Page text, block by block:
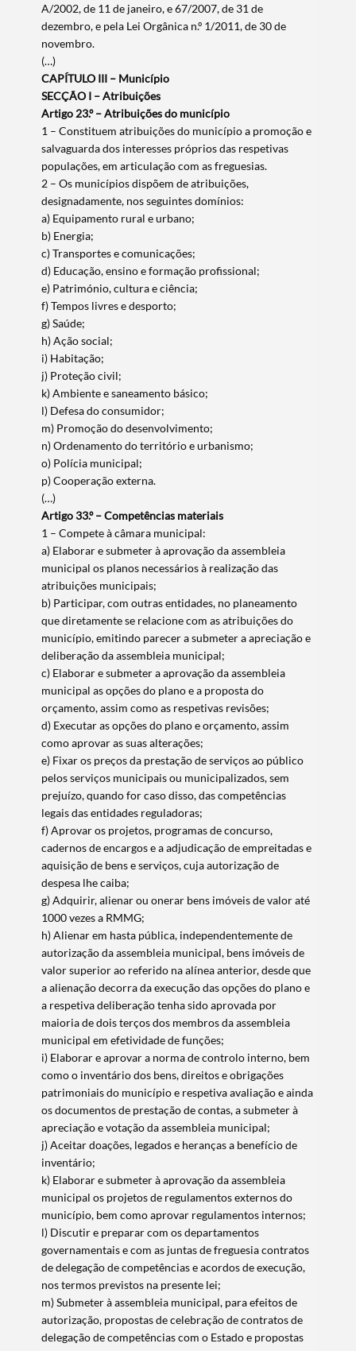
A/2002, de 11 de janeiro, e 67/2007, de 31 de
dezembro, e pela Lei Orgânica n.º 1/2011, de 30 de
novembro.
(…)
CAPÍTULO III – Município
SECÇÃO I – Atribuições
Artigo 23.º – Atribuições do município
1 – Constituem atribuições do município a promoção e
salvaguarda dos interesses próprios das respetivas
populações, em articulação com as freguesias.
2 – Os municípios dispõem de atribuições,
designadamente, nos seguintes domínios:
a) Equipamento rural e urbano;
b) Energia;
c) Transportes e comunicações;
d) Educação, ensino e formação profissional;
e) Património, cultura e ciência;
f) Tempos livres e desporto;
g) Saúde;
h) Ação social;
i) Habitação;
j) Proteção civil;
k) Ambiente e saneamento básico;
l) Defesa do consumidor;
m) Promoção do desenvolvimento;
n) Ordenamento do território e urbanismo;
o) Polícia municipal;
p) Cooperação externa.
(…)
Artigo 33.º – Competências materiais
1 – Compete à câmara municipal:
a) Elaborar e submeter à aprovação da assembleia
municipal os planos necessários à realização das
atribuições municipais;
b) Participar, com outras entidades, no planeamento
que diretamente se relacione com as atribuições do
município, emitindo parecer a submeter a apreciação e
deliberação da assembleia municipal;
c) Elaborar e submeter a aprovação da assembleia
municipal as opções do plano e a proposta do
orçamento, assim como as respetivas revisões;
d) Executar as opções do plano e orçamento, assim
como aprovar as suas alterações;
e) Fixar os preços da prestação de serviços ao público
pelos serviços municipais ou municipalizados, sem
prejuízo, quando for caso disso, das competências
legais das entidades reguladoras;
f) Aprovar os projetos, programas de concurso,
cadernos de encargos e a adjudicação de empreitadas e
aquisição de bens e serviços, cuja autorização de
despesa lhe caiba;
g) Adquirir, alienar ou onerar bens imóveis de valor até
1000 vezes a RMMG;
h) Alienar em hasta pública, independentemente de
autorização da assembleia municipal, bens imóveis de
valor superior ao referido na alínea anterior, desde que
a alienação decorra da execução das opções do plano e
a respetiva deliberação tenha sido aprovada por
maioria de dois terços dos membros da assembleia
municipal em efetividade de funções;
i) Elaborar e aprovar a norma de controlo interno, bem
como o inventário dos bens, direitos e obrigações
patrimoniais do município e respetiva avaliação e ainda
os documentos de prestação de contas, a submeter à
apreciação e votação da assembleia municipal;
j) Aceitar doações, legados e heranças a benefício de
inventário;
k) Elaborar e submeter à aprovação da assembleia
municipal os projetos de regulamentos externos do
município, bem como aprovar regulamentos internos;
l) Discutir e preparar com os departamentos
governamentais e com as juntas de freguesia contratos
de delegação de competências e acordos de execução,
nos termos previstos na presente lei;
m) Submeter à assembleia municipal, para efeitos de
autorização, propostas de celebração de contratos de
delegação de competências com o Estado e propostas